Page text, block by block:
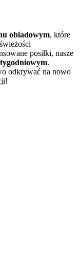
obiadowym, które
posiłki, nasze
.
odkrywać na nowo